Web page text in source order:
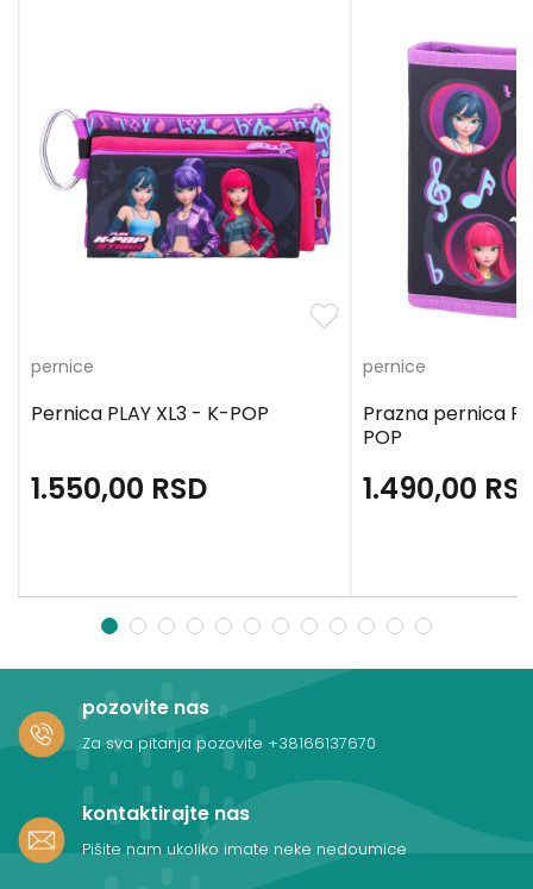
pernice
Pernica PLAY XL3 - K-POP
1.550,00 RSD
pernice
Prazna pernica
POP
1.490,00
1 2 3 4 5 6 7 8 9 10 11 12
pozovite nas
Za sva pitanja pozovite +38166137670
kontaktirajte nas
Pišite nam ukoliko imate neke nedoumice